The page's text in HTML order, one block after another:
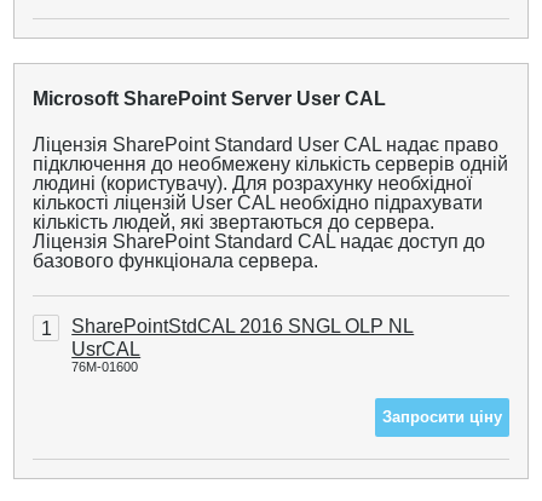
Microsoft SharePoint Server User CAL
Ліцензія SharePoint Standard User CAL надає право
підключення до необмежену кількість серверів одній
людині (користувачу). Для розрахунку необхідної
кількості ліцензій User CAL необхідно підрахувати
кількість людей, які звертаються до сервера.
Ліцензія SharePoint Standard CAL надає доступ до
базового функціонала сервера.
1
SharePointStdCAL 2016 SNGL OLP NL
UsrCAL
76M-01600
Запросити ціну